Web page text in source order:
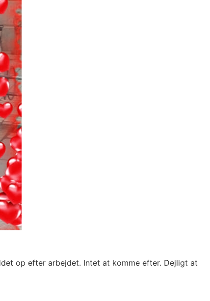
op efter arbejdet. Intet at komme efter. Dejligt at